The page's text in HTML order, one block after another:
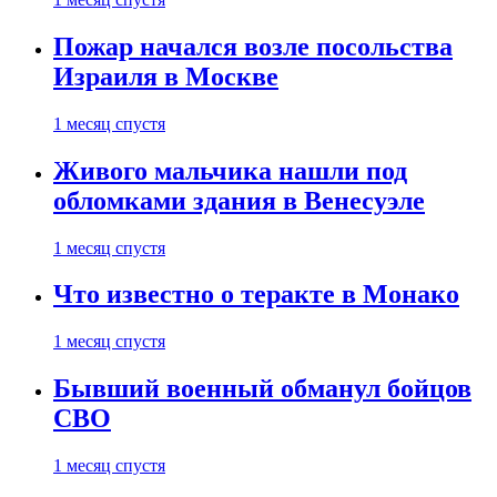
Пожар начался возле посольства
Израиля в Москве
1 месяц спустя
Живого мальчика нашли под
обломками здания в Венесуэле
1 месяц спустя
Что известно о теракте в Монако
1 месяц спустя
Бывший военный обманул бойцов
СВО
1 месяц спустя